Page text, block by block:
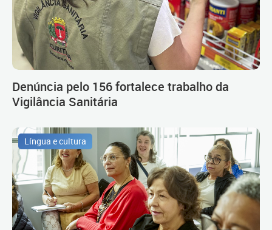
Denúncia pelo 156 fortalece trabalho da
Vigilância Sanitária
Língua e cultura